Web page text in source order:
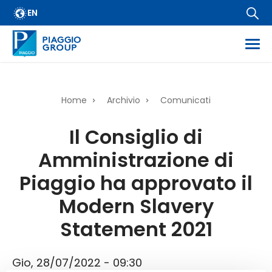
Salta
al
contenuto
principale
EN
Briciole
pane
Home Archivio Comunicati
Il Consiglio di
Amministrazione di
Piaggio ha approvato il
Modern Slavery
Statement 2021
Gio, 28/07/2022 - 09:30
FAQ
Email Alert
Diffusione informazioni regolamentate
Informazioni societarie
Wide Magazine
Whistleblowing